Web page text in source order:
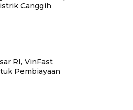
Canggih
RI, VinFast
Pembiayaan